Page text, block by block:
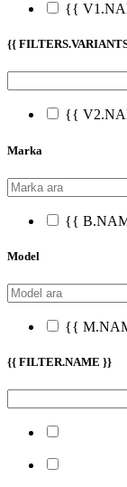
{{
{{
{{
Marka
{{
Model
{{
{{ FILTER.NAME }}